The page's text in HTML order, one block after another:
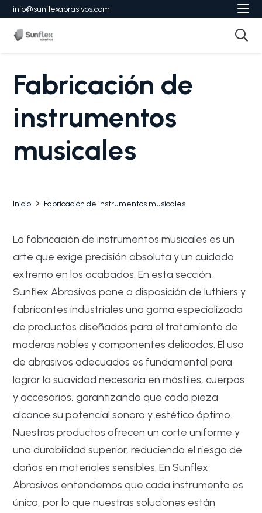
info@sunflexabrasivos.com
Fabricación de
instrumentos
musicales
Inicio Fabricación de instrumentos musicales
La fabricación de instrumentos musicales es un
arte que exige precisión absoluta y un cuidado
extremo en los acabados. En esta sección,
Sunflex Abrasivos pone a disposición de luthiers y
fabricantes industriales una gama especializada
de productos diseñados para el tratamiento de
maderas nobles y componentes delicados. El uso
de abrasivos adecuados es fundamental para
lograr la suavidad necesaria en mástiles, cuerpos
y accesorios, garantizando que cada pieza
alcance su potencial sonoro y estético óptimo.
Nuestros productos ofrecen un corte uniforme y
una durabilidad superior, reduciendo el riesgo de
daños en materiales sensibles. En Sunflex
Abrasivos entendemos que cada instrumento es
único, por lo que nuestras soluciones están